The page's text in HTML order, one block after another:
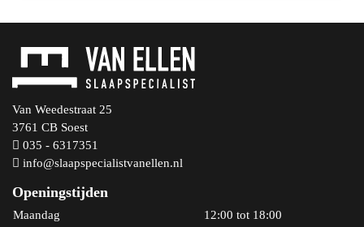
Van Weedestraat 25
3761 CB Soest
035 - 6317351
info@slaapspecialistvanellen.nl
Openingstijden
Maandag
12:00 tot 18:00